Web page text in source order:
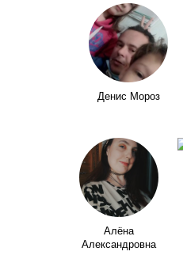
Денис Мороз
Алёна
Александровна